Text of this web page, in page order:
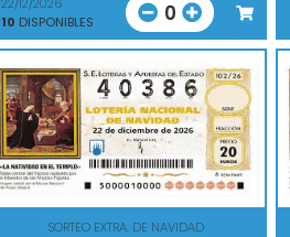
10 DISPONIBLES 0
SORTEO EXTRA. DE NAVIDAD